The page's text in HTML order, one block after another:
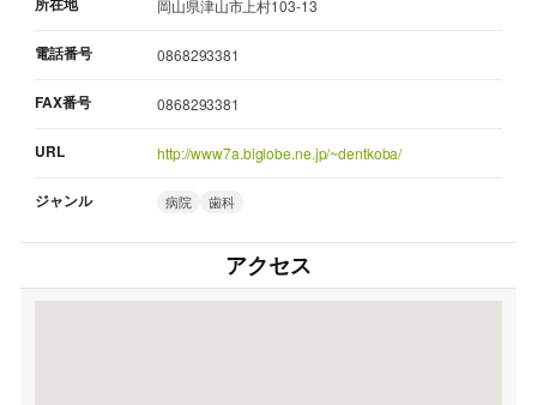
岡山県津山市上村103-13
電話番号 0868293381
FAX番号 0868293381
URL http://www7a.biglobe.ne.jp/~dentkoba/
ジャンル 病院 歯科
アクセス